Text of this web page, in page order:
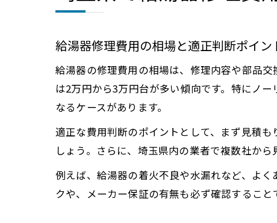
給湯器修理費用の相場と適正判断ポイン
給湯器の修理費用の相場は、修理内容や部品
は2万円から3万円台が多い傾向です。特にノ
なるケースがあります。
適正な費用判断のポイントとして、まず見積
しょう。さらに、埼玉県内の業者で複数社か
例えば、給湯器の着火不良や水漏れなど、よ
クや、メーカー保証の有無も必ず確認すること